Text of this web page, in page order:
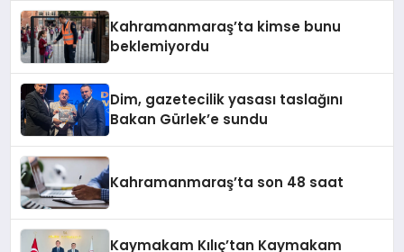
Kahramanmaraş’ta kimse bunu
beklemiyordu
Dim, gazetecilik yasası taslağını
Bakan Gürlek’e sundu
Kahramanmaraş’ta son 48 saat
Kaymakam Kılıç’tan Kaymakam